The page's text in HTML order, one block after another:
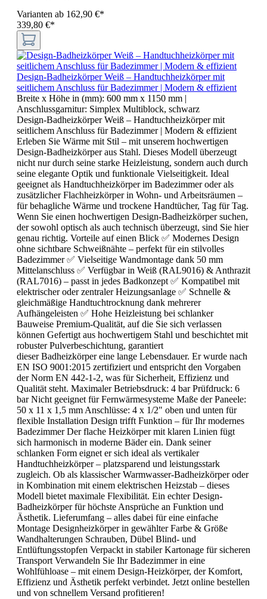
Varianten ab 162,90 €*
339,80 €*
Design-Badheizkörper Weiß – Handtuchheizkörper mit
seitlichem Anschluss für Badezimmer | Modern & effizient
Breite x Höhe in (mm): 600 mm x 1150 mm
Anschlussgarnitur: Simplex Multiblock, schwarz
Design-Badheizkörper Weiß – Handtuchheizkörper mit
seitlichem Anschluss für Badezimmer | Modern & effizient
Erleben Sie Wärme mit Stil – mit unserem hochwertigen
Design-Badheizkörper aus Stahl. Dieses Modell überzeugt
nicht nur durch seine starke Heizleistung, sondern auch durch
seine elegante Optik und funktionale Vielseitigkeit. Ideal
geeignet als Handtuchheizkörper im Badezimmer oder als
zusätzlicher Flachheizkörper in Wohn- und Arbeitsräumen –
für behagliche Wärme und trockene Handtücher, Tag für Tag.
Wenn Sie einen hochwertigen Design-Badheizkörper suchen,
der sowohl optisch als auch technisch überzeugt, sind Sie hier
genau richtig. Vorteile auf einen Blick ✅ Modernes Design
ohne sichtbare Schweißnähte – perfekt für ein stilvolles
Badezimmer ✅ Vielseitige Wandmontage dank 50 mm
Mittelanschluss ✅ Verfügbar in Weiß (RAL9016) & Anthrazit
(RAL7016) – passt in jedes Badkonzept ✅ Kompatibel mit
elektrischer oder zentraler Heizungsanlage ✅ Schnelle &
gleichmäßige Handtuchtrocknung dank mehrerer
Aufhängeleisten ✅ Hohe Heizleistung bei schlanker
Bauweise Premium-Qualität, auf die Sie sich verlassen
können Gefertigt aus hochwertigem Stahl und beschichtet mit
robuster Pulverbeschichtung, garantiert
dieser Badheizkörper eine lange Lebensdauer. Er wurde nach
EN ISO 9001:2015 zertifiziert und entspricht den Vorgaben
der Norm EN 442-1-2, was für Sicherheit, Effizienz und
Qualität steht. Maximaler Betriebsdruck: 4 bar Prüfdruck: 6
bar Nicht geeignet für Fernwärmesysteme Maße der Paneele:
50 x 11 x 1,5 mm Anschlüsse: 4 x 1/2" oben und unten für
flexible Installation Design trifft Funktion – für Ihr modernes
Badezimmer Der flache Heizkörper mit klaren Linien fügt
sich harmonisch in moderne Bäder ein. Dank seiner
schlanken Form eignet er sich ideal als vertikaler
Handtuchheizkörper – platzsparend und leistungsstark
zugleich. Ob als klassischer Warmwasser-Badheizkörper oder
in Kombination mit einem elektrischen Heizstab – dieses
Modell bietet maximale Flexibilität. Ein echter Design-
Badheizkörper für höchste Ansprüche an Funktion und
Ästhetik. Lieferumfang – alles dabei für eine einfache
Montage Designheizkörper in gewählter Farbe & Größe
Wandhalterungen Schrauben, Dübel Blind- und
Entlüftungsstopfen Verpackt in stabiler Kartonage für sicheren
Transport Verwandeln Sie Ihr Badezimmer in eine
Wohlfühloase – mit einem Design-Heizkörper, der Komfort,
Effizienz und Ästhetik perfekt verbindet. Jetzt online bestellen
und von schnellem Versand profitieren!